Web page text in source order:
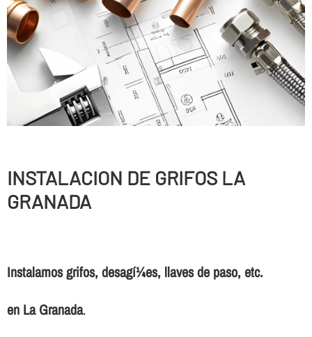
INSTALACION DE GRIFOS LA
GRANADA
Instalamos grifos, desagí¼es, llaves de paso, etc.
en La Granada.